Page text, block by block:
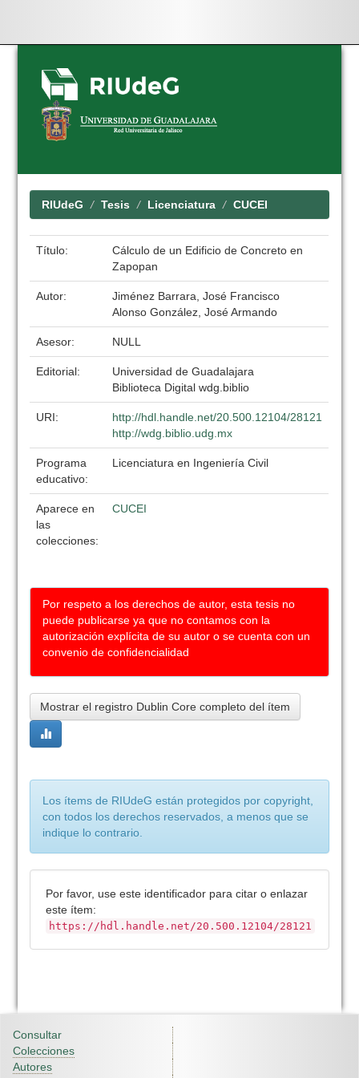
Skip
navigation
RIUdeG Tesis Licenciatura CUCEI
Título:
Cálculo de un Edificio de Concreto en
Zapopan
Autor:
Jiménez Barrara, José Francisco
Alonso González, José Armando
Asesor: NULL
Editorial:
Universidad de Guadalajara
Biblioteca Digital wdg.biblio
URI:
http://hdl.handle.net/20.500.12104/28121
http://wdg.biblio.udg.mx
Programa
educativo:
Licenciatura en Ingeniería Civil
Aparece en
las
colecciones:
CUCEI
Por respeto a los derechos de autor, esta tesis no
puede publicarse ya que no contamos con la
autorización explícita de su autor o se cuenta con un
convenio de confidencialidad
Mostrar el registro Dublin Core completo del ítem
Los ítems de RIUdeG están protegidos por copyright,
con todos los derechos reservados, a menos que se
indique lo contrario.
Por favor, use este identificador para citar o enlazar
este ítem:
https://hdl.handle.net/20.500.12104/28121
Consultar
Colecciones
Autores